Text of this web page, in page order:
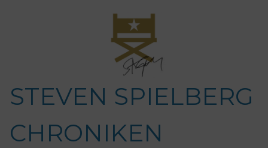
STEVEN SPIELBERG
CHRONIKEN